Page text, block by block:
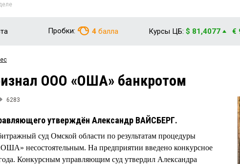
Пробки: 4 балла Курсы ЦБ: $ 81,4077 €
ООО «ОША» банкротом
6283
утверждён Александр ВАЙСБЕРГ.
суд Омской области по результатам процедуры
несостоятельным. На предприятии введено конкурсное
Конкурсным управляющим суд утвердил Александра